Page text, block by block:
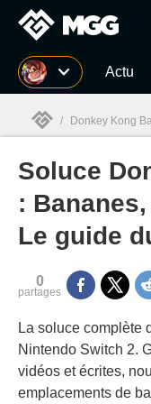
MGG Actu
MGG
/ Donkey Kong
Soluce
:
Le guide
0
partages
La soluce complète
Nintendo Switch 2.
vidéos et écrites,
emplacements de